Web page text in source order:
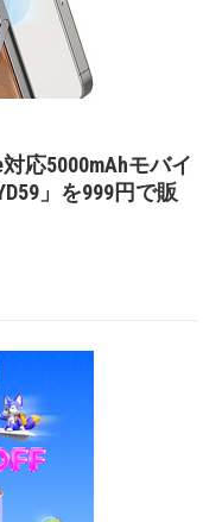
対応5000mAhモバイ
」を999円で販